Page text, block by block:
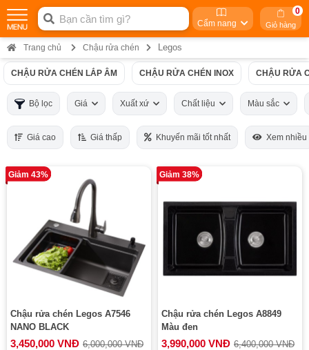
Cẩm nang Giỏ hàng
0
Trang chủ Chậu rửa chén Legos
CHẬU RỬA CHÉN LẮP ÂM CHẬU RỬA CHÉN INOX CHẬU RỬA
Bộ lọc Giá Xuất xứ Chất liệu Màu sắc
Giá cao Giá thấp Khuyến mãi tốt nhất Xem nhiều
Giảm 43%
Chậu rửa chén Legos A7546
NANO BLACK
3,450,000 VNĐ 6,000,000 VNĐ
Giảm 38%
Chậu rửa chén Legos A8849
Màu đen
3,990,000 VNĐ 6,400,000 VNĐ